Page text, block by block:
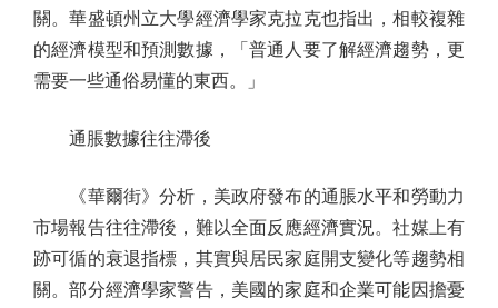
關。華盛頓州立大學經濟學家克拉克也指出，相較複雜
的經濟模型和預測數據，「普通人要了解經濟趨勢，更
需要一些通俗易懂的東西。」
通脹數據往往滯後
《華爾街》分析，美政府發布的通脹水平和勞動力
市場報告往往滯後，難以全面反應經濟實況。社媒上有
跡可循的衰退指標，其實與居民家庭開支變化等趨勢相
關。部分經濟學家警告，美國的家庭和企業可能因擔憂